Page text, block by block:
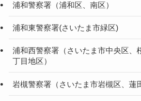
浦和警察署（浦和区、南区）
浦和東警察署(さいたま市緑区)
浦和西警察署（さいたま市中央区、
丁目地区）
岩槻警察署（さいたま市岩槻区、蓮